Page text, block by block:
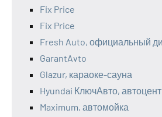
Fix Price
Fix Price
Fresh Auto, официальный
GarantAvto
Glazur, караоке-сауна
Hyundai КлючАвто,
Maximum, автомойка